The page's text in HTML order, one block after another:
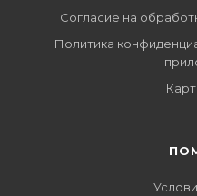
Согласие на
Политика